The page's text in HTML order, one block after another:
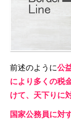
前述のように公
により多くの税
けて、天下りに
国家公務員に対